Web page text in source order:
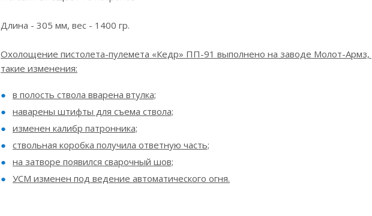
Длина - 305 мм, вес - 1400 гр.
Охолощение пистолета-пулемета «Кедр» ПП-91 выполнено на заводе Молот-Армз,
такие изменения:
в полость ствола вварена втулка;
наварены штифты для съема ствола;
изменен калибр патронника;
ствольная коробка получила ответную часть;
на затворе появился сварочный шов;
УСМ изменен под ведение автоматического огня.